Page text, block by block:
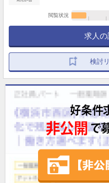
閲覧状況
求人の
検討